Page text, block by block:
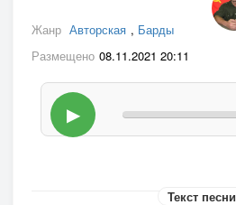
Жанр Авторская , Барды
Размещено 08.11.2021 20:11
▶
Текст песни